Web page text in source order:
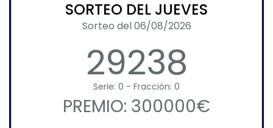
SORTEO DEL JUEVES
Sorteo del 06/08/2026
29238
Serie: 0 - Fracción: 0
PREMIO: 300000€